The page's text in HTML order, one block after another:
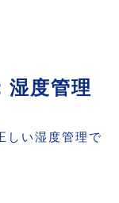
湿度管理
しい湿度管理で